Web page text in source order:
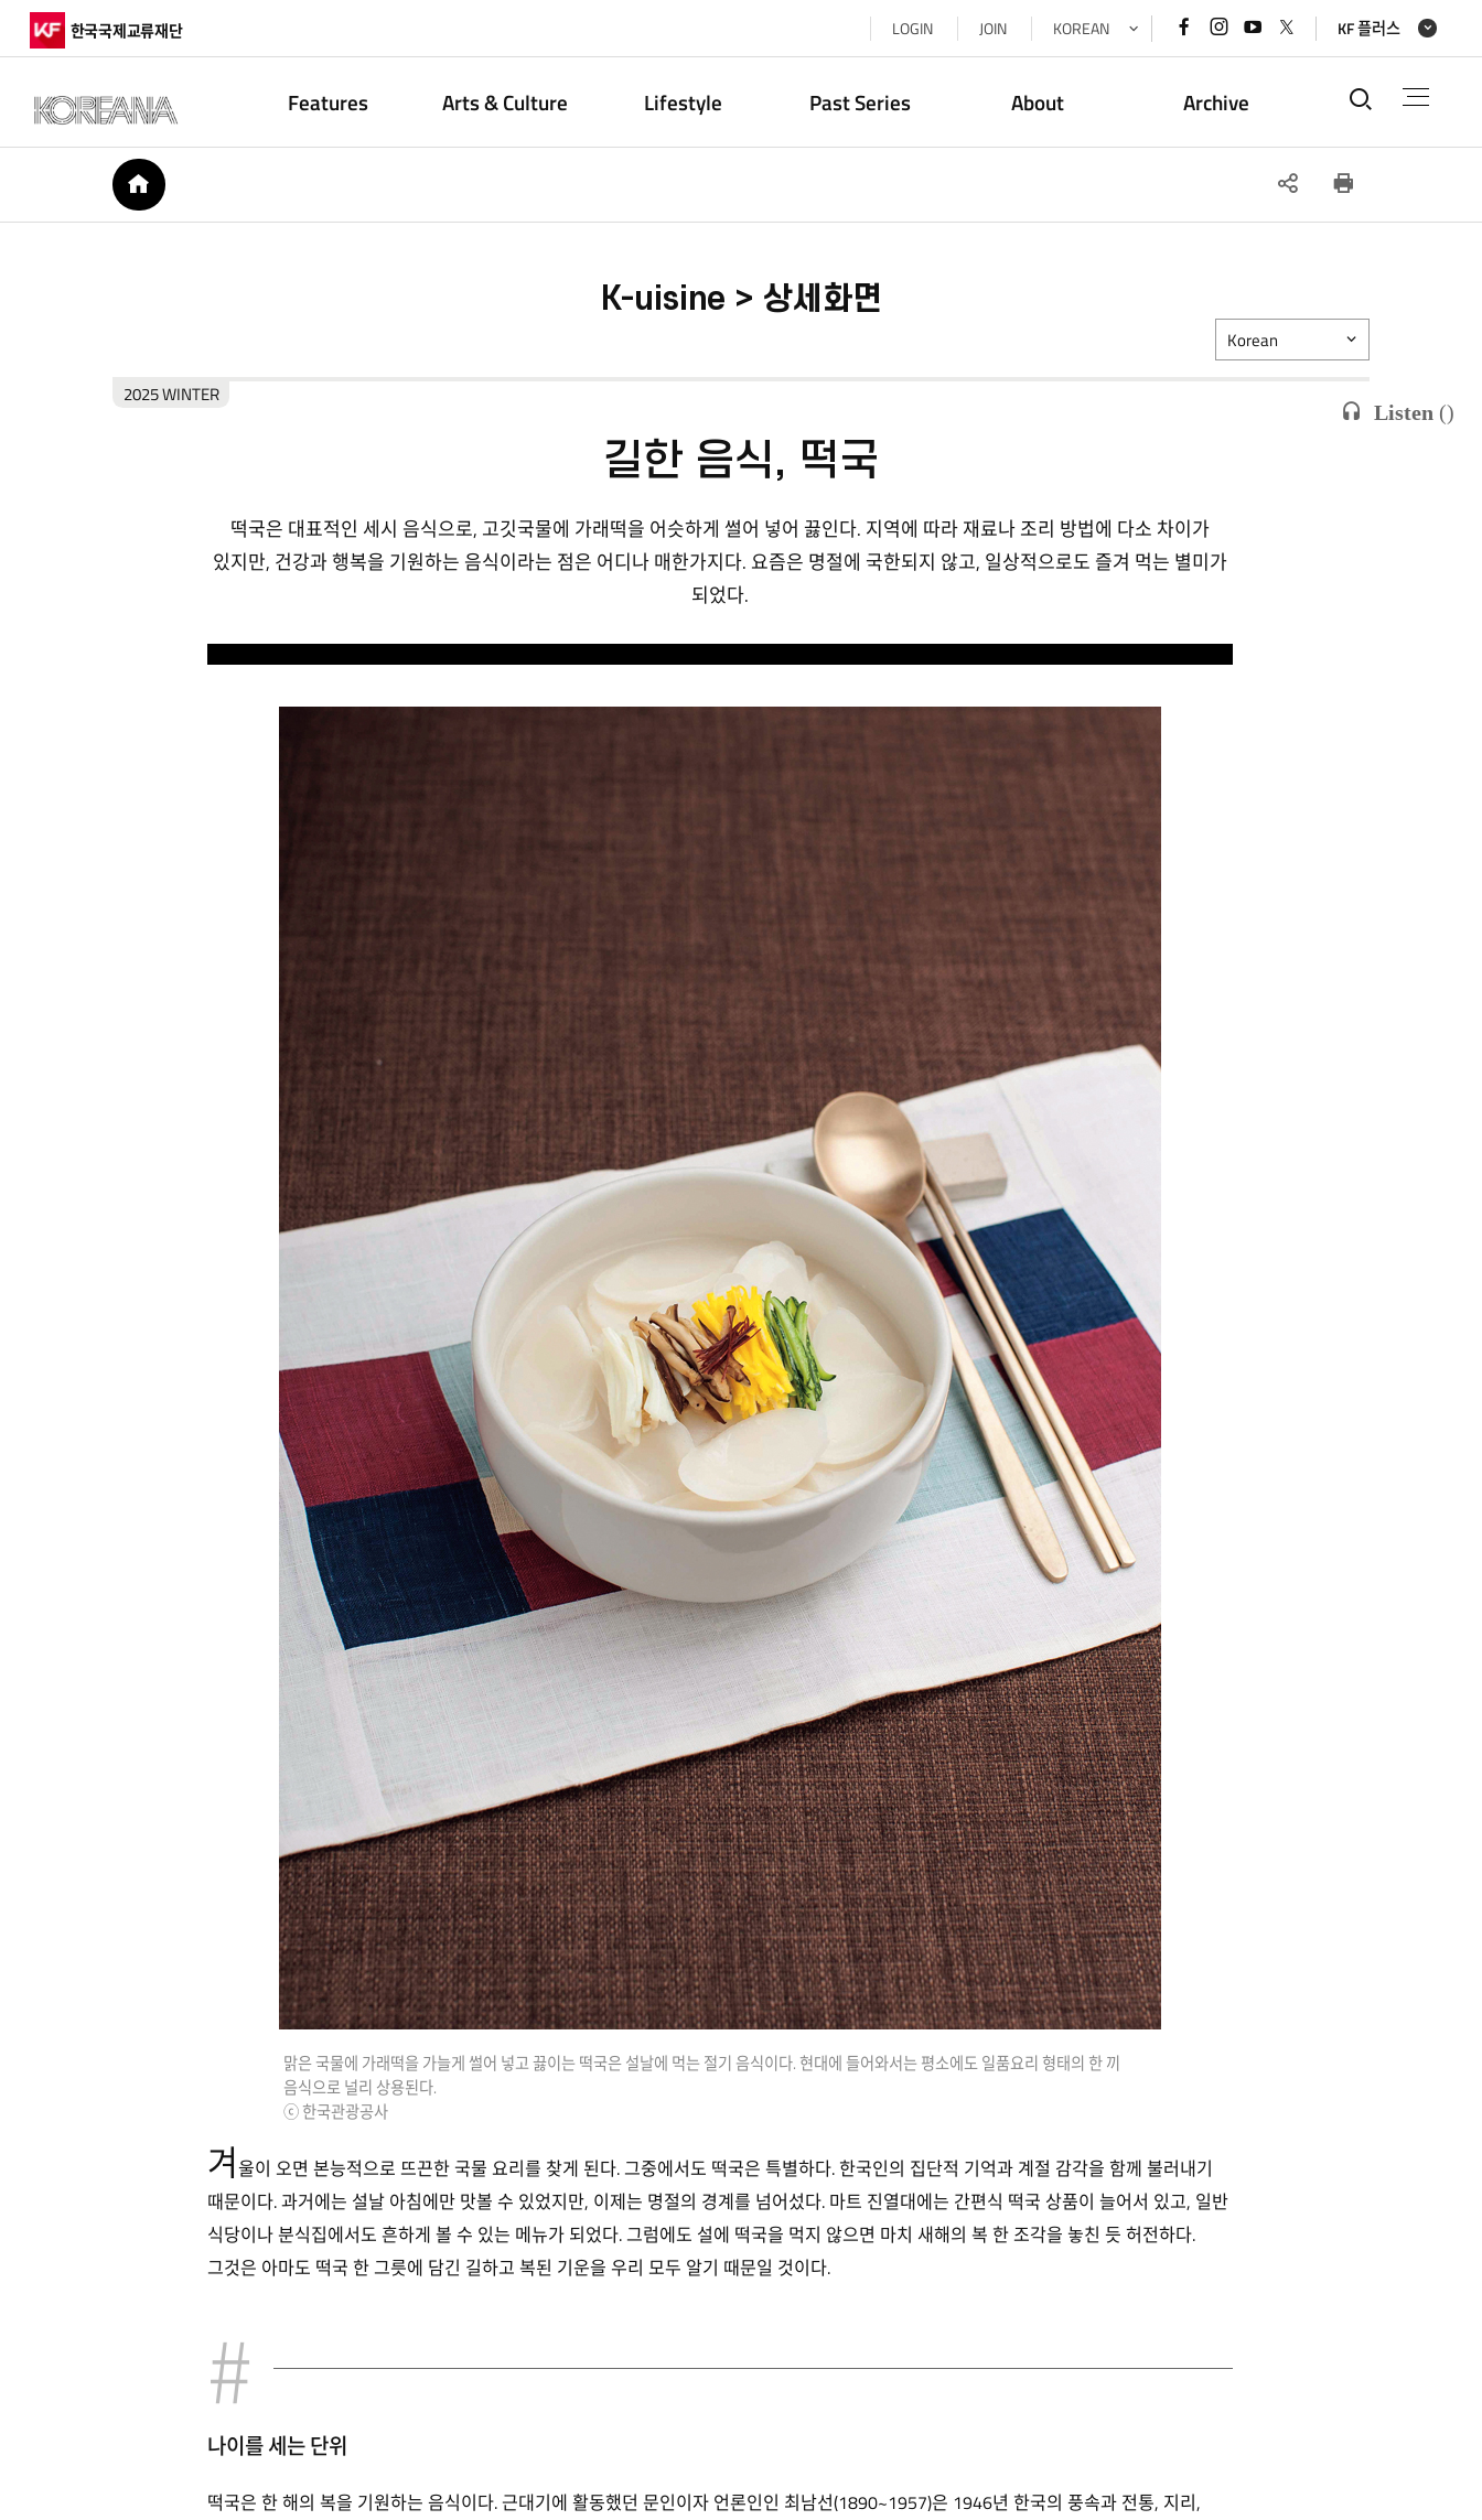
한국국제교류재단 LOGIN JOIN KOREAN 페이스북
바로가기
인스타그램
바로가기
유튜브
바로가기
x(트위터)
바로가기
KF 플러스
Features Arts & Culture Lifestyle Past Series About Archive 통합검
HOME SNS
K-uisine > 상세화면
Listen ()
2025 WINTER
Korean
길한 음식, 떡국
떡국은 대표적인 세시 음식으로, 고깃국물에 가래떡을 어슷하게 썰어 넣어 끓인다. 지역에 따라 재료나 조리 방법에 다소 차이가
있지만, 건강과 행복을 기원하는 음식이라는 점은 어디나 매한가지다. 요즘은 명절에 국한되지 않고, 일상적으로도 즐겨 먹는 별미가
되었다.
맑은 국물에 가래떡을 가늘게 썰어 넣고 끓이는 떡국은 설날에 먹는 절기 음식이다. 현대에 들어와서는 평소에도 일품요리 형태의 한 끼
음식으로 널리 상용된다.
ⓒ 한국관광공사
겨울이 오면 본능적으로 뜨끈한 국물 요리를 찾게 된다. 그중에서도 떡국은 특별하다. 한국인의 집단적 기억과 계절 감각을 함께 불러내기
때문이다. 과거에는 설날 아침에만 맛볼 수 있었지만, 이제는 명절의 경계를 넘어섰다. 마트 진열대에는 간편식 떡국 상품이 늘어서 있고, 일반
식당이나 분식집에서도 흔하게 볼 수 있는 메뉴가 되었다. 그럼에도 설에 떡국을 먹지 않으면 마치 새해의 복 한 조각을 놓친 듯 허전하다.
그것은 아마도 떡국 한 그릇에 담긴 길하고 복된 기운을 우리 모두 알기 때문일 것이다.
나이를 세는 단위
떡국은 한 해의 복을 기원하는 음식이다. 근대기에 활동했던 문인이자 언론인인 최남선(1890~1957)은 1946년 한국의 풍속과 전통, 지리,